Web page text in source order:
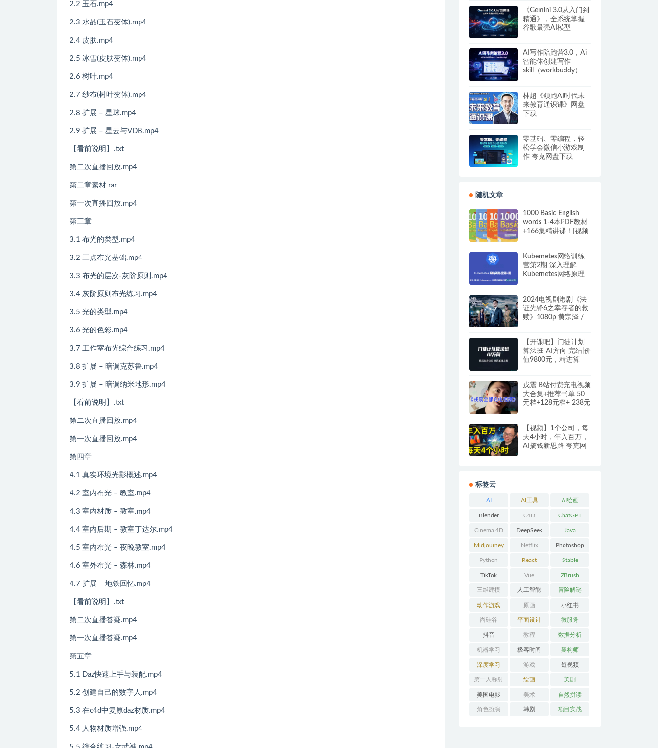
2.2 玉石.mp4
2.3 水晶(玉石变体).mp4
2.4 皮肤.mp4
2.5 冰雪(皮肤变体).mp4
2.6 树叶.mp4
2.7 纱布(树叶变体).mp4
2.8 扩展 – 星球.mp4
2.9 扩展 – 星云与VDB.mp4
【看前说明】.txt
第二次直播回放.mp4
第二章素材.rar
第一次直播回放.mp4
第三章
3.1 布光的类型.mp4
3.2 三点布光基础.mp4
3.3 布光的层次-灰阶原则.mp4
3.4 灰阶原则布光练习.mp4
3.5 光的类型.mp4
3.6 光的色彩.mp4
3.7 工作室布光综合练习.mp4
3.8 扩展 – 暗调克苏鲁.mp4
3.9 扩展 – 暗调纳米地形.mp4
【看前说明】.txt
第二次直播回放.mp4
第一次直播回放.mp4
第四章
4.1 真实环境光影概述.mp4
4.2 室内布光 – 教室.mp4
4.3 室内材质 – 教室.mp4
4.4 室内后期 – 教室丁达尔.mp4
4.5 室内布光 – 夜晚教室.mp4
4.6 室外布光 – 森林.mp4
4.7 扩展 – 地铁回忆.mp4
【看前说明】.txt
第二次直播答疑.mp4
第一次直播答疑.mp4
第五章
5.1 Daz快速上手与装配.mp4
5.2 创建自己的数字人.mp4
5.3 在c4d中复原daz材质.mp4
5.4 人物材质增强.mp4
《Gemini 3.0从入门到
精通》，全系统掌握
谷歌最强AI模型
AI写作陪跑营3.0，Ai
智能体创建写作
skill（workbuddy）
林超《领跑AI时代未
来教育通识课》网盘
下载
零基础、零编程，轻
松学会微信小游戏制
作 夸克网盘下载
随机文章
1000 Basic English
words 1-4本PDF教材
+166集精讲课！[视频
Kubernetes网络训练
营第2期 深入理解
Kubernetes网络原理
2024电视剧港剧《法
证先锋6之幸存者的救
赎》1080p 黄宗泽 /
【开课吧】门徒计划
算法班-AI方向 完结|价
值9800元，精进算
戎震 B站付费充电视频
大合集+推荐书单 50
元档+128元档+ 238元
【视频】1个公司，每
天4小时，年入百万，
AI搞钱新思路 夸克网
标签云
AI AI工具 AI绘画
Blender C4D ChatGPT
Cinema 4D DeepSeek Java
Midjourney Netflix Photoshop
Python React Stable
Diffusion
TikTok Vue ZBrush
三维建模 人工智能 冒险解谜
AVG
动作游戏
ACT
原画 小红书
尚硅谷 平面设计 微服务
抖音 教程 数据分析
机器学习 极客时间 架构师
深度学习 游戏 短视频
第一人称射
击FPS
绘画 美剧
美国电影 美术 自然拼读
角色扮演 韩剧 项目实战